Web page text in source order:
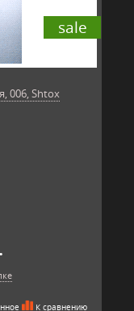
sale
006, Shtox
К сравнению